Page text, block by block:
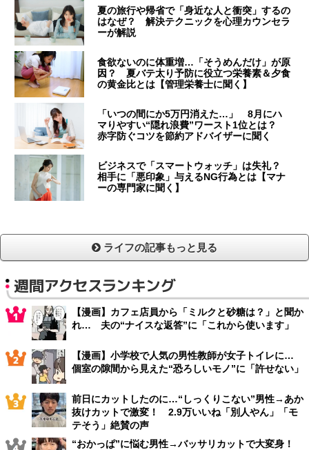
夏の旅行や帰省で「身近な人と衝突」するの
はなぜ？ 解決テクニックを心理カウンセラ
ーが解説
食欲ないのに体重増…「そうめんだけ」が原
因？ 夏バテ太り予防に役立つ栄養素＆夕食
の黄金比とは【管理栄養士に聞く】
「いつの間にか5万円消えた…」 8月にハ
マりやすい“隠れ浪費”ワースト1位とは？
赤字防ぐコツを節約アドバイザーに聞く
ビジネスで「スマートウォッチ」は失礼？
相手に「悪印象」与えるNG行為とは【マナ
ーの専門家に聞く】
ライフの記事もっと見る
週間アクセスランキング
【漫画】カフェ店員から「ミルクと砂糖は？」と聞か
れ… 夫の“ナイスな返答”に「これから使います」
【漫画】小学校で人気の男性教師が女子トイレに…
個室の隙間から見えた“恐ろしいモノ”に「許せない」
前日にカットしたのに…“しっくりこない”男性→あか
抜けカットで激変！ 2.9万いいね「別人やん」「モ
テそう」絶賛の声
“おかっぱ”に悩む男性→バッサリカットで大変身！